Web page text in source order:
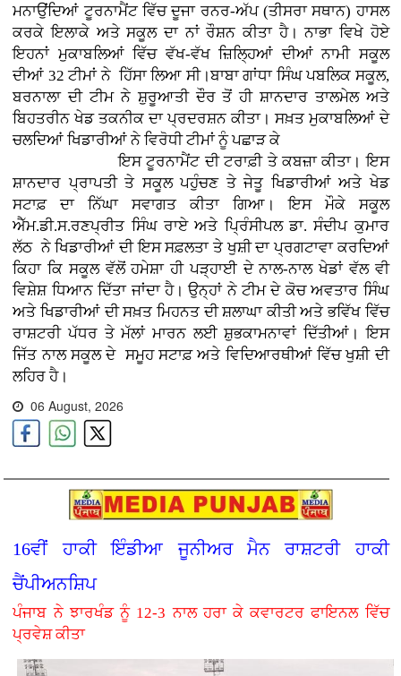
ਮਨਾਉਂਦਿਆਂ ਟੂਰਨਾਮੈਂਟ ਵਿੱਚ ਦੂਜਾ ਰਨਰ-ਅੱਪ (ਤੀਸਰਾ ਸਥਾਨ) ਹਾਸਲ
ਕਰਕੇ ਇਲਾਕੇ ਅਤੇ ਸਕੂਲ ਦਾ ਨਾਂ ਰੌਸ਼ਨ ਕੀਤਾ ਹੈ। ਨਾਭਾ ਵਿਖੇ ਹੋਏ
ਇਹਨਾਂ ਮੁਕਾਬਲਿਆਂ ਵਿੱਚ ਵੱਖ-ਵੱਖ ਜ਼ਿਲ੍ਹਿਆਂ ਦੀਆਂ ਨਾਮੀ ਸਕੂਲ
ਦੀਆਂ 32 ਟੀਮਾਂ ਨੇ ਹਿੱਸਾ ਲਿਆ ਸੀ।ਬਾਬਾ ਗਾਂਧਾ ਸਿੰਘ ਪਬਲਿਕ ਸਕੂਲ,
ਬਰਨਾਲਾ ਦੀ ਟੀਮ ਨੇ ਸ਼ੁਰੂਆਤੀ ਦੌਰ ਤੋਂ ਹੀ ਸ਼ਾਨਦਾਰ ਤਾਲਮੇਲ ਅਤੇ
ਬਿਹਤਰੀਨ ਖੇਡ ਤਕਨੀਕ ਦਾ ਪ੍ਰਦਰਸ਼ਨ ਕੀਤਾ। ਸਖ਼ਤ ਮੁਕਾਬਲਿਆਂ ਦੇ
ਚਲਦਿਆਂ ਖਿਡਾਰੀਆਂ ਨੇ ਵਿਰੋਧੀ ਟੀਮਾਂ ਨੂੰ ਪਛਾੜ ਕੇ
ਇਸ ਟੂਰਨਾਮੈਂਟ ਦੀ ਟਰਾਫ਼ੀ ਤੇ ਕਬਜ਼ਾ ਕੀਤਾ। ਇਸ
ਸ਼ਾਨਦਾਰ ਪ੍ਰਾਪਤੀ ਤੇ ਸਕੂਲ ਪਹੁੰਚਣ ਤੇ ਜੇਤੂ ਖਿਡਾਰੀਆਂ ਅਤੇ ਖੇਡ
ਸਟਾਫ਼ ਦਾ ਨਿੱਘਾ ਸਵਾਗਤ ਕੀਤਾ ਗਿਆ। ਇਸ ਮੌਕੇ ਸਕੂਲ
ਐੱਮ.ਡੀ.ਸ.ਰਣਪ੍ਰੀਤ ਸਿੰਘ ਰਾਏ ਅਤੇ ਪ੍ਰਿੰਸੀਪਲ ਡਾ. ਸੰਦੀਪ ਕੁਮਾਰ
ਲੱਠ ਨੇ ਖਿਡਾਰੀਆਂ ਦੀ ਇਸ ਸਫ਼ਲਤਾ ਤੇ ਖੁਸ਼ੀ ਦਾ ਪ੍ਰਗਟਾਵਾ ਕਰਦਿਆਂ
ਕਿਹਾ ਕਿ ਸਕੂਲ ਵੱਲੋਂ ਹਮੇਸ਼ਾ ਹੀ ਪੜ੍ਹਾਈ ਦੇ ਨਾਲ-ਨਾਲ ਖੇਡਾਂ ਵੱਲ ਵੀ
ਵਿਸ਼ੇਸ਼ ਧਿਆਨ ਦਿੱਤਾ ਜਾਂਦਾ ਹੈ। ਉਨ੍ਹਾਂ ਨੇ ਟੀਮ ਦੇ ਕੋਚ ਅਵਤਾਰ ਸਿੰਘ
ਅਤੇ ਖਿਡਾਰੀਆਂ ਦੀ ਸਖ਼ਤ ਮਿਹਨਤ ਦੀ ਸ਼ਲਾਘਾ ਕੀਤੀ ਅਤੇ ਭਵਿੱਖ ਵਿੱਚ
ਰਾਸ਼ਟਰੀ ਪੱਧਰ ਤੇ ਮੱਲਾਂ ਮਾਰਨ ਲਈ ਸ਼ੁਭਕਾਮਨਾਵਾਂ ਦਿੱਤੀਆਂ। ਇਸ
ਜਿੱਤ ਨਾਲ ਸਕੂਲ ਦੇ ਸਮੂਹ ਸਟਾਫ਼ ਅਤੇ ਵਿਦਿਆਰਥੀਆਂ ਵਿੱਚ ਖੁਸ਼ੀ ਦੀ
ਲਹਿਰ ਹੈ।
06 August, 2026
16ਵੀਂ ਹਾਕੀ ਇੰਡੀਆ ਜੂਨੀਅਰ ਮੈਨ ਰਾਸ਼ਟਰੀ ਹਾਕੀ
ਚੈਂਪੀਅਨਸ਼ਿਪ
ਪੰਜਾਬ ਨੇ ਝਾਰਖੰਡ ਨੂੰ 12-3 ਨਾਲ ਹਰਾ ਕੇ ਕਵਾਰਟਰ ਫਾਇਨਲ ਵਿੱਚ
ਪ੍ਰਵੇਸ਼ ਕੀਤਾ